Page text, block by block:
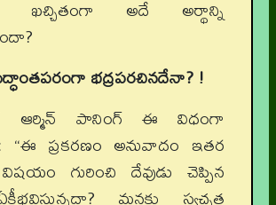
ఖచ్చితంగా అదే అర్థాన్ని
భద్రపరచినదేనా? !
ఆర్మిన్ పానింగ్ ఈ విధంగా
“ఈ ప్రకరణం అనువాదం ఇతర
గురించి దేవుడు చెప్పిన
మనకు స్వచ్ఛత